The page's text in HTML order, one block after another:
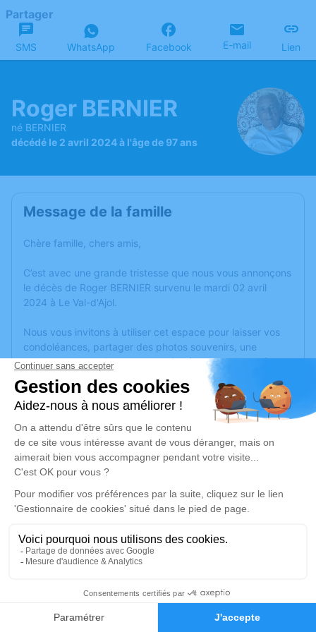
Faire-part Hommages
Partager
SMS WhatsApp Facebook E-mail Lien
Roger BERNIER
né BERNIER
décédé le 2 avril 2024 à l'âge de 97 ans
Message de la famille
Chère famille, chers amis,
C’est avec une grande tristesse que nous vous annonçons
le décès de Roger BERNIER survenu le mardi 02 avril
2024 à Le Val-d'Ajol.
Nous vous invitons à utiliser cet espace pour laisser vos
condoléances, partager des photos souvenirs, une
anecdote ou exprimer vos pensées à travers des poèmes
ou des textes. Cet endroit est un lieu d'expression dédié à
honorer la mémoire de Roger BERNIER.
Un service de plantation d’arbre hommage estdisponible
vendredi 05 avril 2024 à 14h30
Église de Le Val-d'Ajol
88340 Le Val-d'Ajol
Je rends hommage